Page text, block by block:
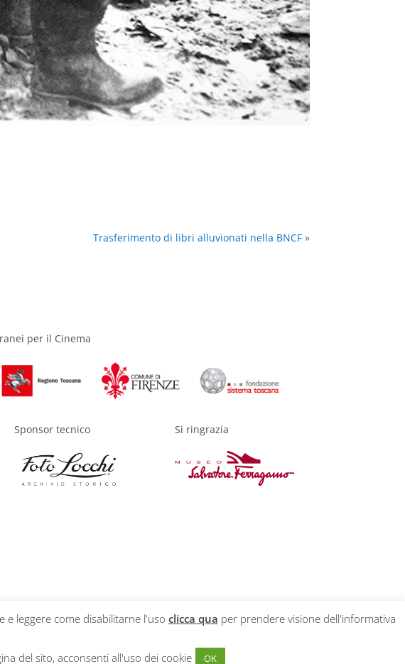
Trasferimento di libri alluvionati nella BNCF»
per il Cinema
Sponsor tecnico Si ringrazia
e leggere come disabilitarne l'uso clicca qua per prendere visione dell'informativa
del sito, acconsenti all'uso dei cookie
OK